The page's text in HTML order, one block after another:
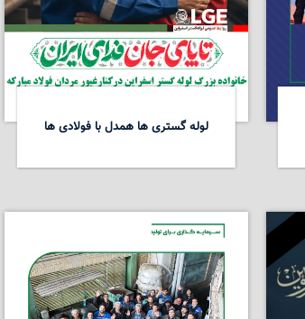
لوله گستری ها همدل با فولادی ها